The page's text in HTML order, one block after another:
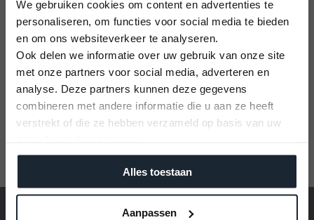
We gebruiken cookies om content en advertenties te
personaliseren, om functies voor social media te bieden
en om ons websiteverkeer te analyseren.
Ook delen we informatie over uw gebruik van onze site
met onze partners voor social media, adverteren en
analyse. Deze partners kunnen deze gegevens
combineren met andere informatie die u aan ze heeft
verstrekt of die ze hebben verzameld op basis van uw
Alles toestaan
Aanpassen
U kunt alleen nog plekken reserveren op
12 September 2026
Vaarbewijs cursus
Kom alles leren voor je vaaravontuur!
Meld je aan
Beste bezoeker,
Op zondag zijn wij altijd gesloten. Wij beschouwen
de zondag vanuit onze christelijke
geloofsovertuiging als een rustdag waarop wij geen
commerciële activiteiten doen. Om die reden is het
op zondag niet mogelijk om een bestelling te
week terug.
kilometer, zodat je vooraf duidelijkheid hebt.
Overzicht aanvullende diensten
Winterstalling € 50,- per m²
antifoulingbehandeling
strekkende meter
Antifouling vernieuwen (1
€ 95,- per strekkende
meter